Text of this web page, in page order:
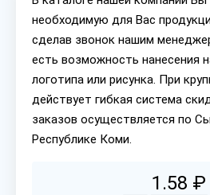
необходимую для Вас
сделав звонок нашим
есть возможность нанесения
логотипа или рисунка. При
действует гибкая система
заказов осуществляется по
Республике Коми.
1.58 ₽